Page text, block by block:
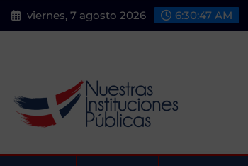
Saltar
al
viernes, 7 agosto 2026 6:30:48 AM